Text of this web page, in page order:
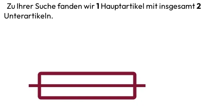
Zu Ihrer Suche fanden wir1 Hauptartikel mit insgesamt2
Unterartikeln.